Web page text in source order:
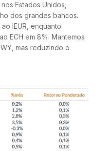
Estados Unidos,
dos grandes bancos.
IEUR, enquanto
ECH em 8%. Mantemos
mas reduzindo o